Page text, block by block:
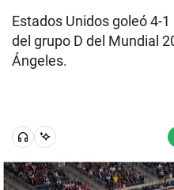
Estados Unidos goleó 4-
del grupo D del Mundial
Ángeles.